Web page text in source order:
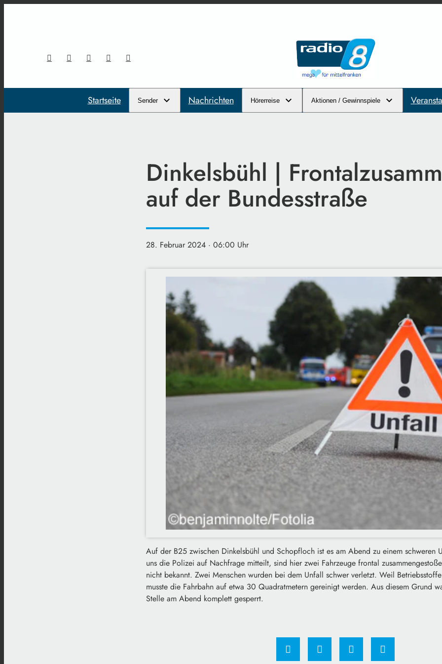
Startseite Sender Nachrichten Hörerreise Aktionen / Gewinnspiele
Dinkelsbühl |
auf der Bundesstraße
28. Februar 2024 · 06:00 Uhr
Auf der B25 zwischen Dinkelsbühl und Schopfloch ist es am Abend zu einem schweren
uns die Polizei auf Nachfrage mitteilt, sind hier zwei Fahrzeuge frontal
nicht bekannt. Zwei Menschen wurden bei dem Unfall schwer verletzt. Weil
musste die Fahrbahn auf etwa 30 Quadratmetern gereinigt werden. Aus diesem Grund
Stelle am Abend komplett gesperrt.